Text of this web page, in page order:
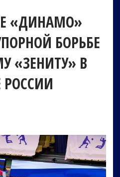
«ДИНАМО»
БОРЬБЕ
«ЗЕНИТУ» В
РОССИИ